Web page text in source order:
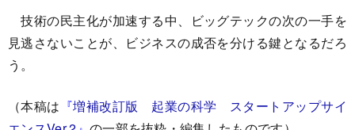
技術の民主化が加速する中、ビッグテックの次の一手を
見逃さないことが、ビジネスの成否を分ける鍵となるだろ
う。
（本稿は 『増補改訂版 起業の科学 スタートアップサイ